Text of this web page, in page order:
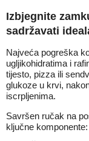
Izbjegnite
sadržavati
Najveća pogreška
ugljikohidratima i
tijesto, pizza ili
glukoze u krvi,
iscrpljenima.
Savršen ručak na
ključne komponente: